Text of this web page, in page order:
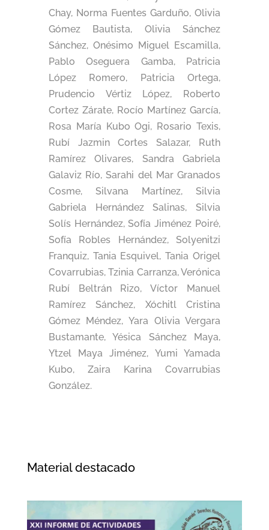
Chay, Norma Fuentes Garduño, Olivia
Gómez Bautista, Olivia Sánchez
Sánchez, Onésimo Miguel Escamilla,
Pablo Oseguera Gamba, Patricia
López Romero, Patricia Ortega,
Prudencio Vértiz López, Roberto
Cortez Zárate, Rocío Martínez García,
Rosa María Kubo Ogi, Rosario Texis,
Rubí Jazmin Cortes Salazar, Ruth
Ramírez Olivares, Sandra Gabriela
Galaviz Río, Sarahi del Mar Granados
Cosme, Silvana Martínez, Silvia
Gabriela Hernández Salinas, Silvia
Solís Hernández, Sofía Jiménez Poiré,
Sofía Robles Hernández, Solyenitzi
Franquiz, Tania Esquivel, Tania Origel
Covarrubias, Tzinia Carranza, Verónica
Rubí Beltrán Rizo, Víctor Manuel
Ramírez Sánchez, Xóchitl Cristina
Gómez Méndez, Yara Olivia Vergara
Bustamante, Yésica Sánchez Maya,
Ytzel Maya Jiménez, Yumi Yamada
Kubo, Zaira Karina Covarrubias
González.
Material destacado